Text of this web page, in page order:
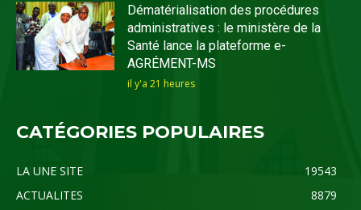
Dématérialisation des procédures
administratives : le ministère de la
Santé lance la plateforme e-
AGRÉMENT-MS
il y'a 21 heures
CATÉGORIES POPULAIRES
LA UNE SITE
19543
ACTUALITES
8879